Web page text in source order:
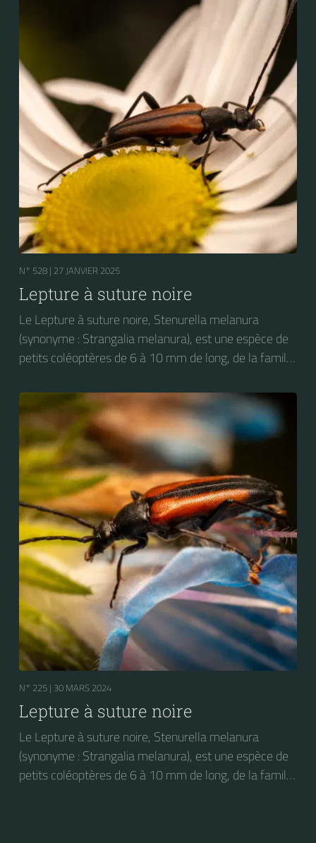
N° 528 | 27 JANVIER 2025
Lepture à suture noire
Le Lepture à suture noire, Stenurella melanura
(synonyme : Strangalia melanura), est une espèce de
petits coléoptères de 6 à 10 mm de long, de la famille
famille des Lepturinés.
N° 225 | 30 MARS 2024
Lepture à suture noire
Le Lepture à suture noire, Stenurella melanura
(synonyme : Strangalia melanura), est une espèce de
petits coléoptères de 6 à 10 mm de long, de la famille